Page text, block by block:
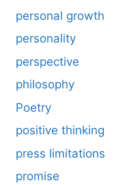
personal growth
personality
perspective
philosophy
Poetry
positive thinking
press limitations
promise